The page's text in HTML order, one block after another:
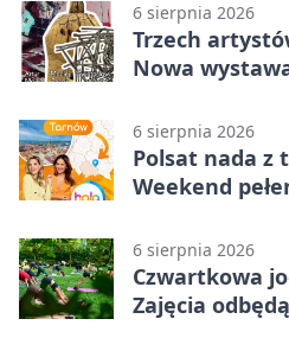
6 sierpnia 2026
Trzech
Nowa
6 sierpnia 2026
Polsat nada z
Weekend
6 sierpnia 2026
Czwartkowa
Zajęcia